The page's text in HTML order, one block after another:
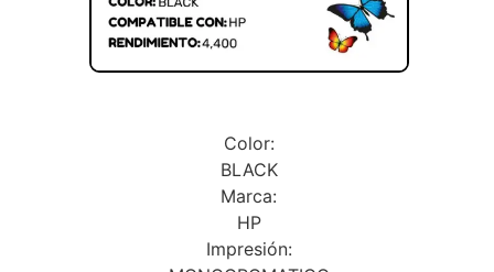
Color:
BLACK
Marca:
HP
Impresión: